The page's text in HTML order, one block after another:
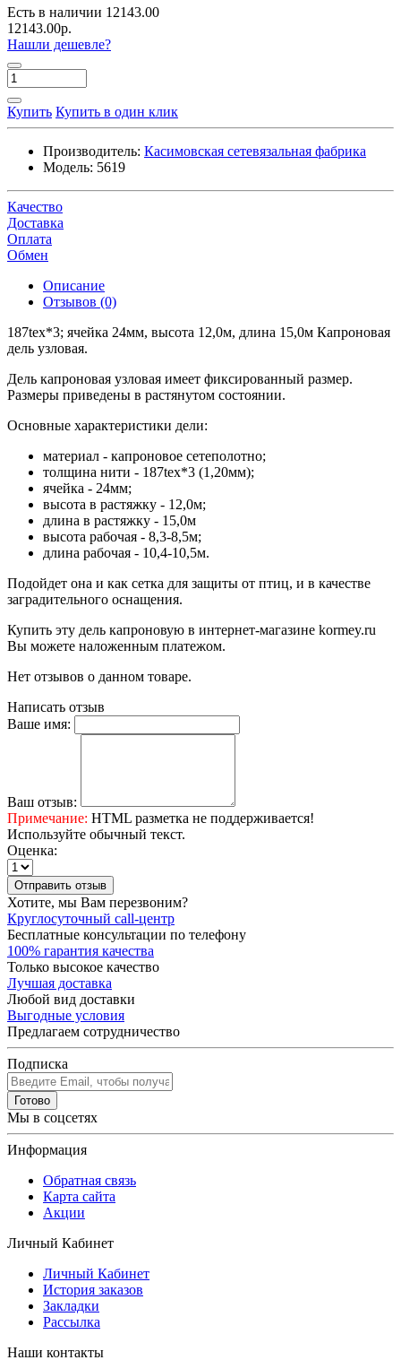
Есть в наличии 12143.00
12143.00р.
Нашли дешевле?
Купить Купить в один клик
Производитель: Касимовская сетевязальная фабрика
Модель: 5619
Качество
Доставка
Оплата
Обмен
Описание
Отзывов (0)
187tex*3; ячейка 24мм, высота 12,0м, длина 15,0м Капроновая
дель узловая.
Дель капроновая узловая имеет фиксированный размер.
Размеры приведены в растянутом состоянии.
Основные характеристики дели:
материал - капроновое сетеполотно;
толщина нити - 187tex*3 (1,20мм);
ячейка - 24мм;
высота в растяжку - 12,0м;
длина в растяжку - 15,0м
высота рабочая - 8,3-8,5м;
длина рабочая - 10,4-10,5м.
Подойдет она и как сетка для защиты от птиц, и в качестве
заградительного оснащения.
Купить эту дель капроновую в интернет-магазине kormey.ru
Вы можете наложенным платежом.
Нет отзывов о данном товаре.
Написать отзыв
Ваше имя:
Ваш отзыв:
Примечание: HTML разметка не поддерживается!
Используйте обычный текст.
Оценка:
Отправить отзыв
Хотите, мы Вам перезвоним?
Круглосуточный call-центр
Бесплатные консультации по телефону
100% гарантия качества
Только высокое качество
Лучшая доставка
Любой вид доставки
Выгодные условия
Предлагаем сотрудничество
Подписка
Готово
Мы в соцсетях
Информация
Обратная связь
Карта сайта
Акции
Личный Кабинет
Личный Кабинет
История заказов
Закладки
Рассылка
Наши контакты